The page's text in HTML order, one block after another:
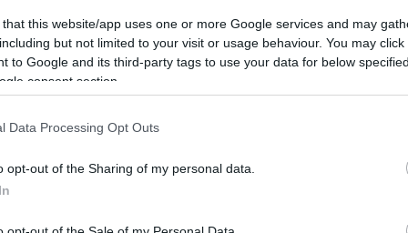
that this website/app uses one or more Google services and may
but not limited to your visit or usage behaviour. You may
to Google and its third-party tags to use your data for below
consent section.
Data Processing Opt Outs
opt-out of the Sharing of my personal data.
Department of Transportation
che includerà uno svincolo per facilitare
, un marchio automobilistico statunitense di
situato a Blythewood, è destinato a creare fino a
significativo impulso economico per la comunità